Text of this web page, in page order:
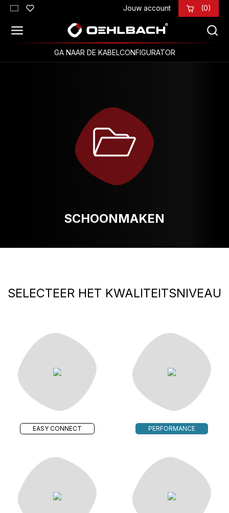
Ga naar de hoofdinhoud Jouw account (0)
GA NAAR DE KABELCONFIGURATOR
SCHOONMAKEN
SELECTEER HET KWALITEITSNIVEAU
EASY CONNECT PERFORMANCE